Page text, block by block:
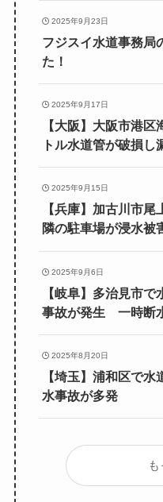
2025年9月23日
フジスイ水道事務局
た！
2025年9月17日
【大阪】大阪市港
トル水道管が破損
2025年9月15日
【兵庫】加古川市
隣の駐車場が浸水被
2025年9月6日
【岐阜】多治見市
事故が発生 一時断
2025年8月20日
【埼玉】浦和区で
水事故が多発